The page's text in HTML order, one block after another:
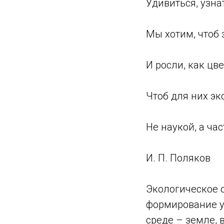
Удивиться,
Мы хотим, чтоб
И росли, как
Чтоб для них
Не наукой, а
И. П. Поляков
Экологическое
формирование
среде – земле,